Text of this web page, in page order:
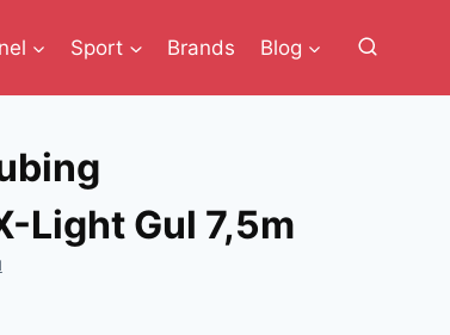
Sport Brands Blog
Light Gul 7,5m